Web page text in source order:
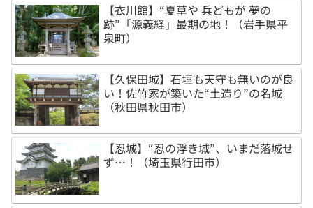
【衣川館】“夏草や 兵どもが 夢の
跡”「源義経」最期の地！（岩手県平
泉町）
【久保田城】石垣も天守も無いのが良
い！佐竹家が築いた“土造り”の名城
（秋田県秋田市）
【忍城】“忍の浮き城”、いまだ落城せ
ず…！（埼玉県行田市）